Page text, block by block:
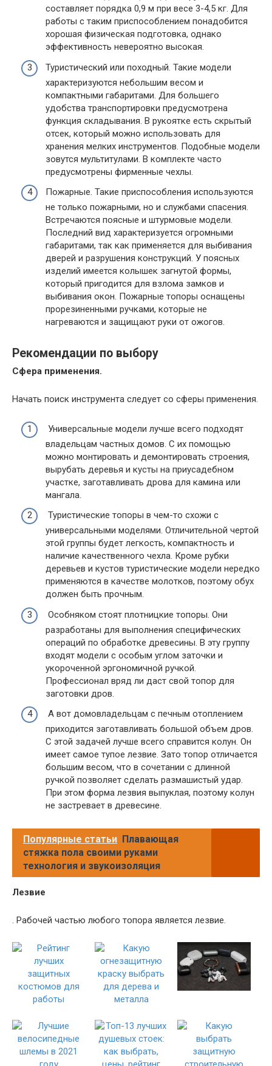
составляет порядка 0,9 м при весе 3-4,5 кг. Для
работы с таким приспособлением понадобится
хорошая физическая подготовка, однако
эффективность невероятно высокая.
Туристический или походный. Такие модели
характеризуются небольшим весом и
компактными габаритами. Для большего
удобства транспортировки предусмотрена
функция складывания. В рукоятке есть скрытый
отсек, который можно использовать для
хранения мелких инструментов. Подобные модели
зовутся мультитулами. В комплекте часто
предусмотрены фирменные чехлы.
Пожарные. Такие приспособления используются
не только пожарными, но и службами спасения.
Встречаются поясные и штурмовые модели.
Последний вид характеризуется огромными
габаритами, так как применяется для выбивания
дверей и разрушения конструкций. У поясных
изделий имеется колышек загнутой формы,
который пригодится для взлома замков и
выбивания окон. Пожарные топоры оснащены
прорезиненными ручками, которые не
нагреваются и защищают руки от ожогов.
Рекомендации по выбору
Сфера применения.
Начать поиск инструмента следует со сферы применения.
Универсальные модели лучше всего подходят
владельцам частных домов. С их помощью
можно монтировать и демонтировать строения,
вырубать деревья и кусты на приусадебном
участке, заготавливать дрова для камина или
мангала.
Туристические топоры в чем-то схожи с
универсальными моделями. Отличительной чертой
этой группы будет легкость, компактность и
наличие качественного чехла. Кроме рубки
деревьев и кустов туристические модели нередко
применяются в качестве молотков, поэтому обух
должен быть прочным.
Особняком стоят плотницкие топоры. Они
разработаны для выполнения специфических
операций по обработке древесины. В эту группу
входят модели с особым углом заточки и
укороченной эргономичной ручкой.
Профессионал вряд ли даст свой топор для
заготовки дров.
А вот домовладельцам с печным отоплением
приходится заготавливать большой объем дров.
С этой задачей лучше всего справится колун. Он
имеет самое тупое лезвие. Зато топор отличается
большим весом, что в сочетании с длинной
ручкой позволяет сделать размашистый удар.
При этом форма лезвия выпуклая, поэтому колун
не застревает в древесине.
Популярные статьи Плавающая
стяжка пола своими руками
технология и звукоизоляция
Лезвие
. Рабочей частью любого топора является лезвие.